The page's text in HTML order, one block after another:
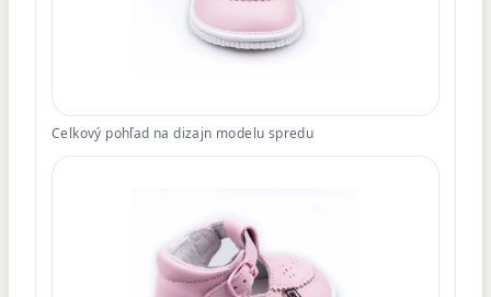
Celkový pohľad na dizajn modelu spredu